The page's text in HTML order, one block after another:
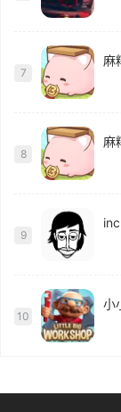
7
麻
8
麻
9
10
小